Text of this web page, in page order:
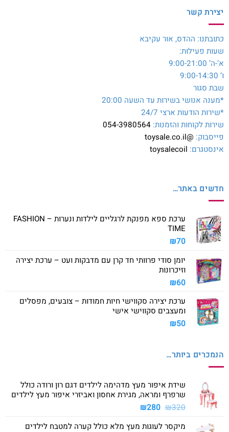
יצירת קשר
כתובתנו: ההדס, אור עקיבא
שעות פעילות:
א’-ה’ 9:00-21:00
ו’ 9:00-14:30
שבת סגור
*מענה אנושי בשירות עד השעה 20:00
*שירות הודעות ארצי 24/7
שירות לקוחות והזמנות: 054-3980564
פייסבוק: @toysale.co.il
אינסטגרם: toysalecoil
חדשים באתר…
ערכת ספא מפנקת לרגליים לילדות ונערות – FASHION
TIME
₪70
יומן סודי פרוותי חד קרן עם מדבקות ועט – ערכת יצירה
וזיכרונות
₪60
ערכת יצירה סקווישי חיות חמודות – צובעים, מפסלים
ומעצבים סקווישי אישי
₪50
הנמכרים ביותר…
שידת איפור מעץ מדהימה לילדים דגם רון ורודה כולל
שרפרף ומראה, מגירת אחסון ואביזרי איפור מעץ לילדים
₪320
המחיר
היה:
₪280 המחיר
הוא:
מיקסר לעוגות מעץ מלא כולל קערה למטבח לילדים